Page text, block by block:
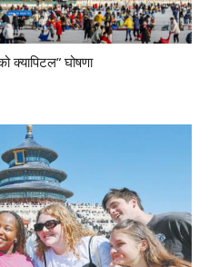
क्यापिटल” घोषणा